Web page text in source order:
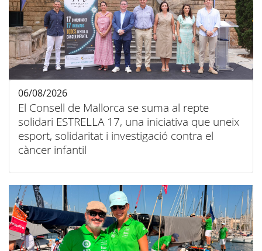
El Consell de Mallorca se suma al repte
solidari ESTRELLA 17, una iniciativa que uneix
esport, solidaritat i investigació contra el
càncer infantil
06/08/2026